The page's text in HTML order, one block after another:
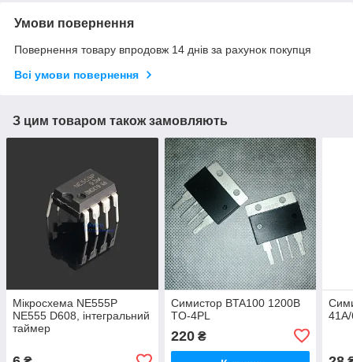
Умови повернення
Повернення товару впродовж 14 днів за рахунок покупця
Всі умови повернення
З цим товаром також замовляють
Мікросхема NE555P
NE555 D608, інтегральний
таймер
Симистор BTA100 1200B
TO-4PL
220₴